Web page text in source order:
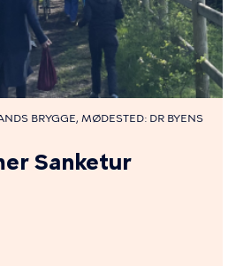
BRYGGE, MØDESTED: DR BYENS
Sanketur